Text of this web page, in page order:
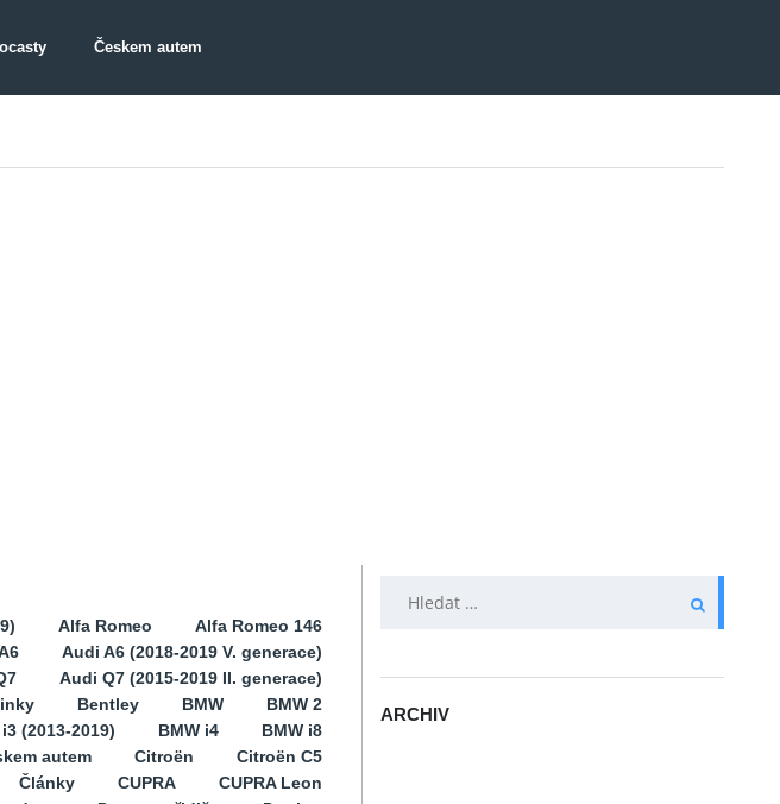
Českem autem
Alfa Romeo
Alfa Romeo 146
Audi A6 (2018-2019 V. generace)
Audi Q7 (2015-2019 II. generace)
Bentley BMW
BMW 2
(2013-2019) BMW i4
BMW i8
autem Citroën
Citroën C5
Články CUPRA
CUPRA Leon
VYHLEDÁVÁNÍ
ARCHIV